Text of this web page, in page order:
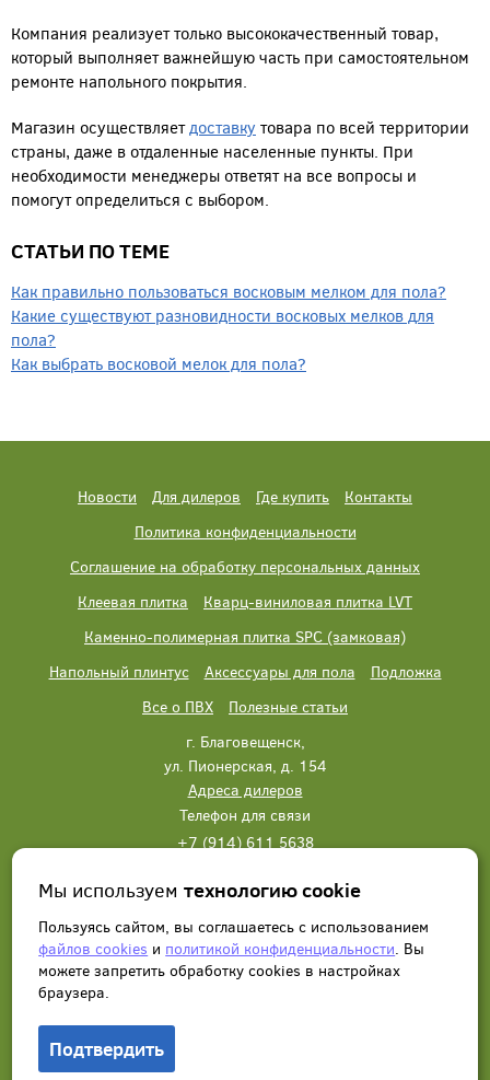
Компания реализует только высококачественный товар,
который выполняет важнейшую часть при самостоятельном
ремонте напольного покрытия.
Магазин осуществляетдоставку товара по всей территории
страны, даже в отдаленные населенные пункты. При
необходимости менеджеры ответят на все вопросы и
помогут определиться с выбором.
СТАТЬИ ПО ТЕМЕ
Как правильно пользоваться восковым мелком для пола?
Какие существуют разновидности восковых мелков для
пола?
Как выбрать восковой мелок для пола?
Новости Для дилеров Где купить
Контакты
Политика конфиденциальности
Соглашение на обработку персональных данных
Клеевая плитка
Кварц-виниловая плитка LVT
Каменно-полимерная плитка SPC (замковая)
Напольный плинтус
Аксессуары для пола
Подложка
Все о ПВХ
Полезные статьи
г. Благовещенск,
ул. Пионерская, д. 154
Адреса дилеров
Телефон для связи
+7 (914) 611 5638
Написать нам Заказать звонок
Мы используемтехнологию cookie
Пользуясь сайтом, вы соглашаетесь с использованием
файлов cookies и политикой конфиденциальности. Вы
можете запретить обработку сookies в настройках
браузера.
Подтвердить